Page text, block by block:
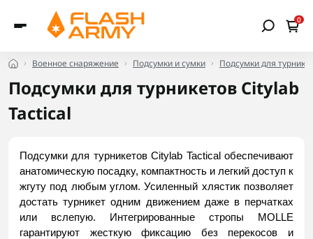
0
Военное снаряжение Подсумки и сумки Подсумки для
Подсумки для турникетов Citylab
Tactical
Подсумки для турникетов Citylab Tactical обеспечивают
анатомическую посадку, компактность и легкий доступ к
жгуту под любым углом. Усиленный хлястик позволяет
достать турникет одним движением даже в перчатках
или вслепую. Интегрированные стропы MOLLE
гарантируют жесткую фиксацию без перекосов и